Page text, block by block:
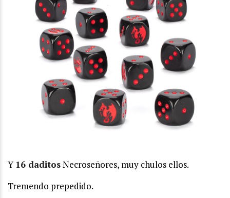
Y 16 daditosNecroseñores, muy chulos ellos.
Tremendo prepedido.